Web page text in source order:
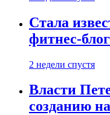
Стала
фитнес-
2 недели спустя
Власти
созданию